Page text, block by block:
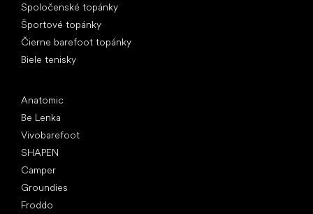
Spoločenské topánky
Športové topánky
Čierne barefoot topánky
Biele tenisky
Anatomic
Be Lenka
Vivobarefoot
SHAPEN
Camper
Groundies
Froddo